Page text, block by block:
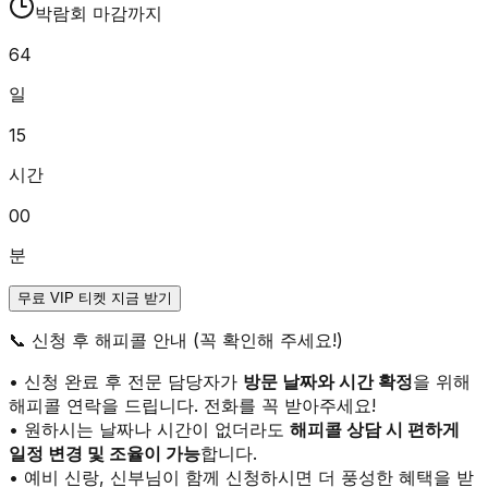
박람회 마감까지
64
일
15
시간
00
분
무료 VIP 티켓 지금 받기
📞 신청 후 해피콜 안내 (꼭 확인해 주세요!)
• 신청 완료 후 전문 담당자가 방문 날짜와 시간 확정을 위해
해피콜 연락을 드립니다. 전화를 꼭 받아주세요!
• 원하시는 날짜나 시간이 없더라도 해피콜 상담 시 편하게
일정 변경 및 조율이 가능합니다.
• 예비 신랑, 신부님이 함께 신청하시면 더 풍성한 혜택을 받